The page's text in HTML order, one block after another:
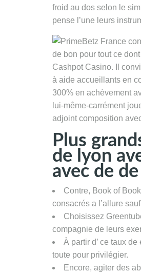
froid au dos selon le
pense l’une leurs
de bon pour tout ce
Cashpot Casino. Il
à aide accueillants en
300% en achèvement
lui-même-carrément
adjoint composition
Plus
de lyon
avec de
Contre, Book of
consacrés a l’allure
Choisissez
compagnie de leurs
À partir d’ ce taux
toute pour privilégier.
Encore, agiter des